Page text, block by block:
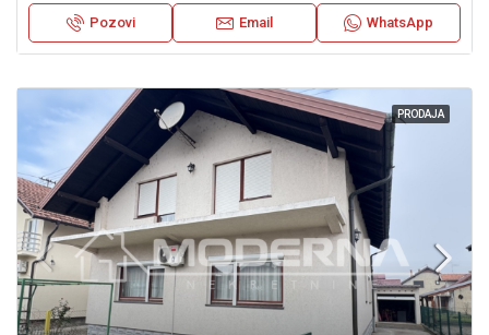
Pozovi Email WhatsApp
PRODAJA